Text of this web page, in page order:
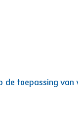
toepassing van